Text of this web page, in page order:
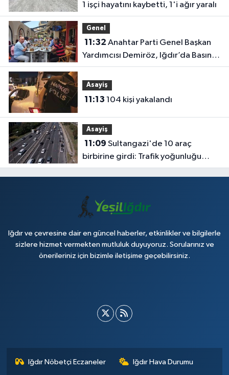
oldu
1 işçi hayatını kaybetti, 1'i ağır yaralı
Genel
11:32
Yardımcısı Demiröz, Iğdır’da Basın
Mensuplarıyla Buluştu
Asayiş
11:13 104 kişi yakalandı
Asayiş
11:09
birbirine girdi: Trafik yoğunluğu
havadan görüntülendi
Iğdır ve çevresine dair en güncel haberler, etkinlikler ve bilgilerle
sizlere hizmet vermekten mutluluk duyuyoruz. Sorularınız ve
önerileriniz için bizimle iletişime geçebilirsiniz.
Iğdır Nöbetçi Eczaneler Iğdır Hava Durumu